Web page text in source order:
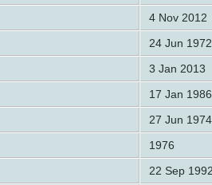
4 Nov 2012
24 Jun 1972
3 Jan 2013
17 Jan 1986
27 Jun 1974
1976
22 Sep 1992